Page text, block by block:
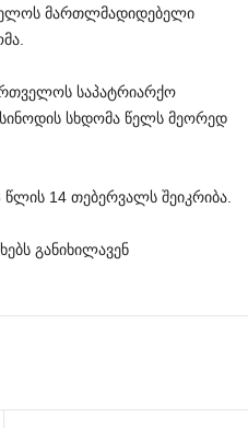
მართლმადიდებელი
საპატრიარქო
სხდომა წელს მეორედ
14 თებერვალს შეიკრიბა.
განიხილავენ